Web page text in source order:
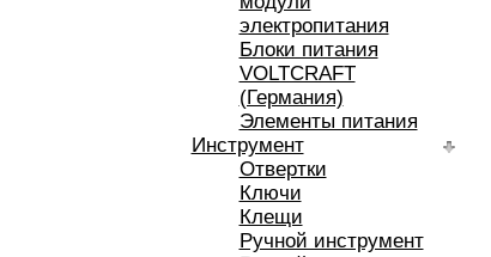
электропитания
Блоки питания
VOLTCRAFT
(Германия)
Элементы питания
Инструмент
Отвертки
Ключи
Клещи
Ручной инструмент